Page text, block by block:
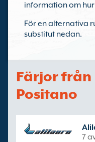
information om
För en alternativa
substitut nedan.
Färjor från
Positano
7